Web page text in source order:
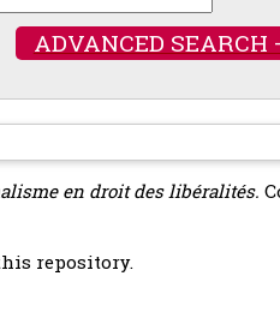
ADVANCED SEARCH
en droit des libéralités.
repository.